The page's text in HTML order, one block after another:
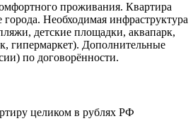
проживания. Квартира
города. Необходимая инфраструктура
детские площадки, аквапарк,
гипермаркет). Дополнительные
по договорённости.
целиком в рублях РФ